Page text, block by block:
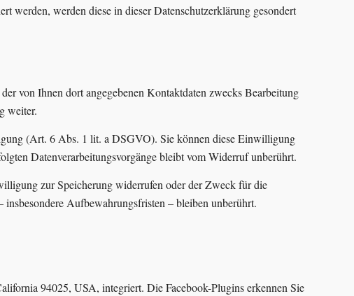
werden, werden diese in dieser Datenschutzerklärung gesondert
von Ihnen dort angegebenen Kontaktdaten zwecks Bearbeitung
weiter.
(Art. 6 Abs. 1 lit. a DSGVO). Sie können diese Einwilligung
Datenverarbeitungsvorgänge bleibt vom Widerruf unberührt.
zur Speicherung widerrufen oder der Zweck für die
Aufbewahrungsfristen – bleiben unberührt.
94025, USA, integriert. Die Facebook-Plugins erkennen Sie